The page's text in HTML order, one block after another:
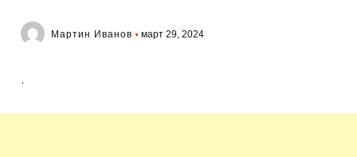
Мартин Иванов март 29, 2024
.